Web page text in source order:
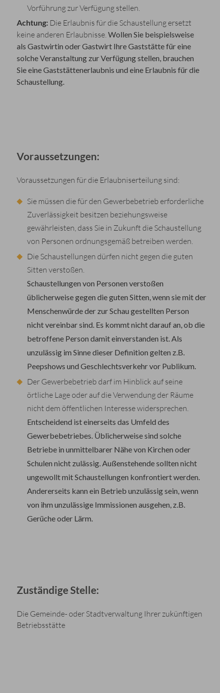
Vorführung zur Verfügung stellen.
Achtung: Die Erlaubnis für die Schaustellung ersetzt
keine anderen Erlaubnisse. Wollen Sie beispielsweise
als Gastwirtin oder Gastwirt Ihre Gaststätte für eine
solche Veranstaltung zur Verfügung stellen, brauchen
Sie eine Gaststättenerlaubnis und eine Erlaubnis für die
Schaustellung.
Voraussetzungen:
Voraussetzungen für die Erlaubniserteilung sind:
Sie müssen die für den Gewerbebetrieb erforderliche
Zuverlässigkeit besitzen beziehungsweise
gewährleisten, dass Sie in Zukunft die Schaustellung
von Personen ordnungsgemäß betreiben werden.
Die Schaustellungen dürfen nicht gegen die guten
Sitten verstoßen.
Schaustellungen von Personenverstoßen
üblicherweisegegen die guten Sitten, wenn sie mit der
Menschenwürde der zur Schau gestellten Person
nicht vereinbar sind. Es kommt nicht darauf an, ob die
betroffene Person damit einverstanden ist. Als
unzulässig im Sinne dieser Definition gelten z.B.
Peepshows und Geschlechtsverkehr vor Publikum.
Der Gewerbebetrieb darf im Hinblick auf seine
örtliche Lage oder auf die Verwendung der Räume
nicht dem öffentlichen Interesse widersprechen.
Entscheidend ist einerseits das Umfeld des
Gewerbebetriebes. Üblicherweise sind solche
Betriebe in unmittelbarer Nähe von Kirchen oder
Schulen nicht zulässig. Außenstehende sollten nicht
ungewollt mit Schaustellungen konfrontiert werden.
Andererseits kann ein Betrieb unzulässig sein, wenn
von ihm unzulässige Immissionenausgehen, z.B.
Gerüche oder Lärm.
Zuständige Stelle:
Die Gemeinde- oder Stadtverwaltung Ihrer zukünftigen
Betriebsstätte